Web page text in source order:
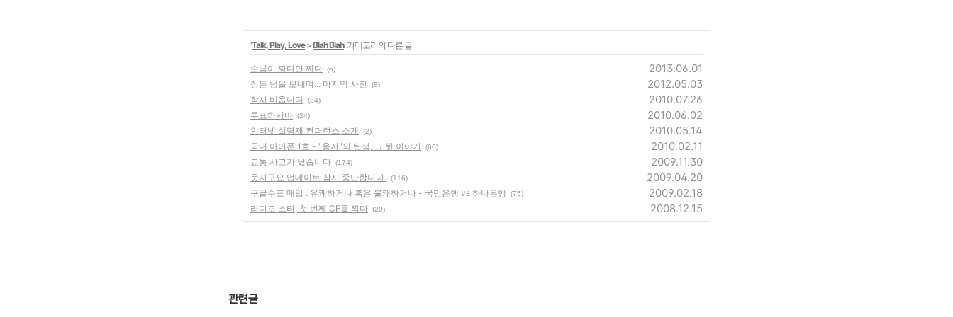
'Talk, Play, Love>Blah Blah' 카테고리의 다른 글
손님이 짜다면 짜다 (6) 2013.06.01
정든 님을 보내며... 마지막 사진 (8) 2012.05.03
잠시 비웁니다 (34) 2010.07.26
투표하지마 (24) 2010.06.02
인터넷 실명제 컨퍼런스 소개 (2) 2010.05.14
국내 아이폰 1호 - "용자"의 탄생, 그 뒷 이야기 (66) 2010.02.11
교통 사고가 났습니다 (174) 2009.11.30
웃자구요 업데이트 잠시 중단합니다. (116) 2009.04.20
구글수표 매입 : 유쾌하거나 혹은 불쾌하거나 - 국민은행 vs 하나은행 (75) 2009.02.18
라디오 스타, 첫 번째 CF를 찍다 (20) 2008.12.15
관련글